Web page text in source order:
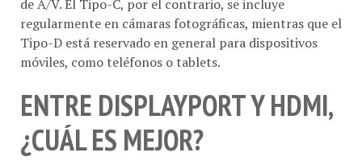
regularmente en cámaras fotográficas, mientras que el
Tipo-D está reservado en general para dispositivos
móviles, como teléfonos o tablets.
ENTRE DISPLAYPORT Y HDMI,
¿CUÁL ES MEJOR?